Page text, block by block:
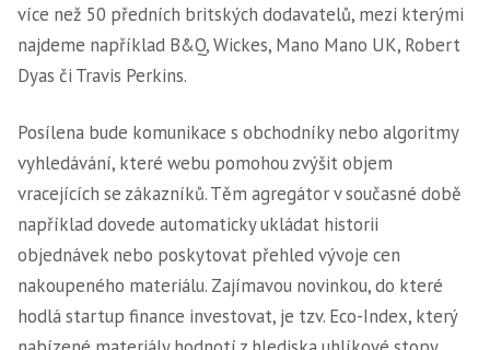
více než 50 předních britských dodavatelů, mezi kterými
najdeme například B&Q, Wickes, Mano Mano UK, Robert
Dyas či Travis Perkins.
Posílena bude komunikace s obchodníky nebo algoritmy
vyhledávání, které webu pomohou zvýšit objem
vracejících se zákazníků. Těm agregátor v současné době
například dovede automaticky ukládat historii
objednávek nebo poskytovat přehled vývoje cen
nakoupeného materiálu. Zajímavou novinkou, do které
hodlá startup finance investovat, je tzv. Eco-Index, který